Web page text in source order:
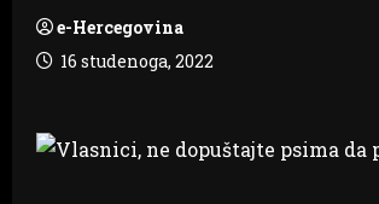
e-Hercegovina
16 studenoga, 2022